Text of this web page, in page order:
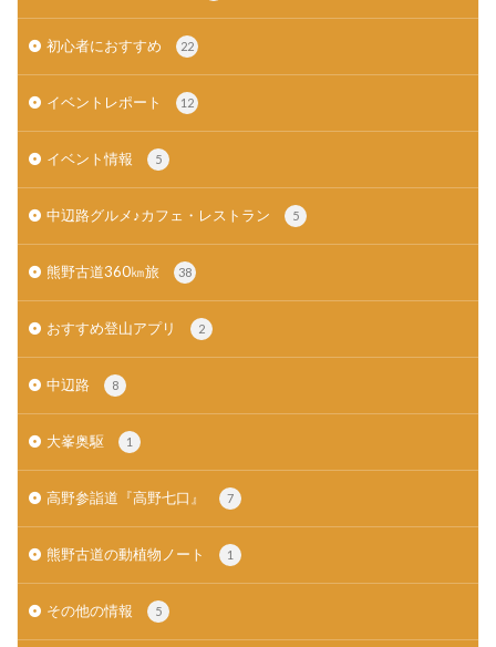
初心者におすすめ 22
イベントレポート 12
イベント情報 5
中辺路グルメ♪カフェ・レストラン 5
熊野古道360㎞旅 38
おすすめ登山アプリ 2
中辺路 8
大峯奥駆 1
高野参詣道『高野七口』 7
熊野古道の動植物ノート 1
その他の情報 5